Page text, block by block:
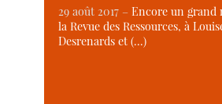
29 août 2017 –Encore un grand
la Revue des Ressources, à
Desrenards et (…)